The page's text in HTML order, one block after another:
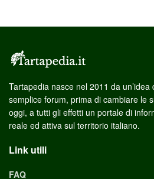
Tartapedia nasce nel 2011 da
semplice forum, prima di cambiare le
oggi, a tutti gli effetti un portale di
reale ed attiva sul territorio italiano.
Link utili
FAQ